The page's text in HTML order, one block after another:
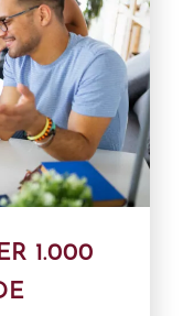
1.000